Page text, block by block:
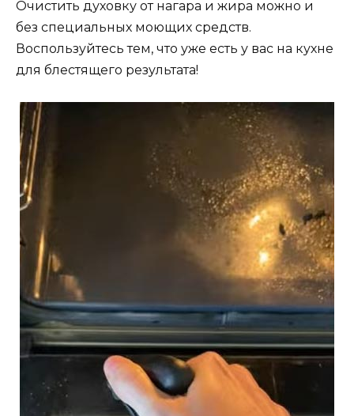
Очистить духовку от нагара и жира можно и
без специальных моющих средств.
Воспользуйтесь тем, что уже есть у вас на кухне
для блестящего результата!